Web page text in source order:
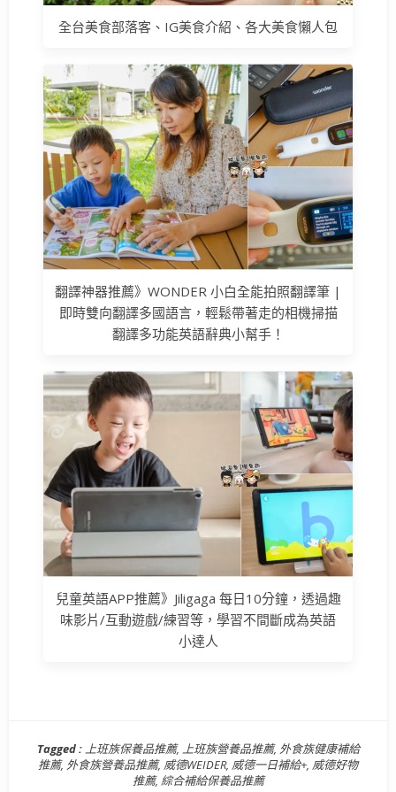
全台美食部落客、IG美食介紹、各大美食懶人包
翻譯神器推薦》WONDER 小白全能拍照翻譯筆 |
即時雙向翻譯多國語言，輕鬆帶著走的相機掃描
翻譯多功能英語辭典小幫手！
兒童英語APP推薦》Jiligaga 每日10分鐘，透過趣
味影片/互動遊戲/練習等，學習不間斷成為英語
小達人
Tagged :上班族保養品推薦, 上班族營養品推薦, 外食族健康補給
推薦, 外食族營養品推薦, 威德WEIDER, 威德一日補給+, 威德好物
推薦, 綜合補給保養品推薦